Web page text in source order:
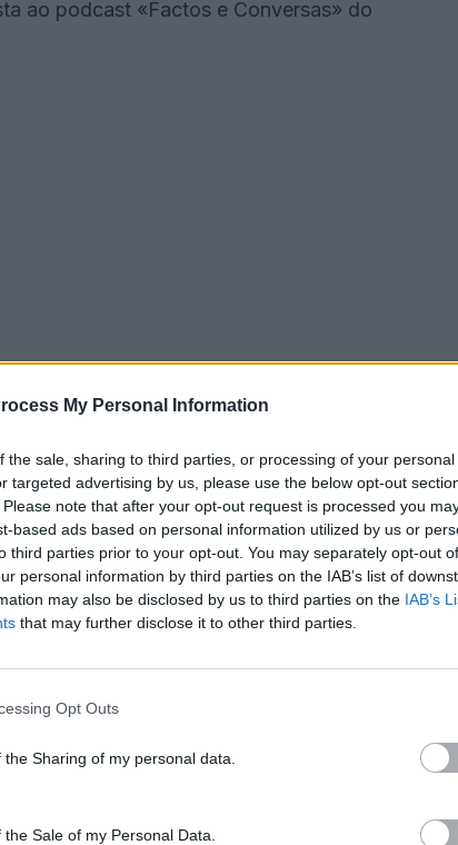
My Personal Information
the sale, sharing to third parties, or processing of your personal
targeted advertising by us, please use the below opt-out
note that after your opt-out request is processed you
based ads based on personal information utilized by us or
third parties prior to your opt-out. You may separately opt-out
personal information by third parties on the IAB’s list of
may also be disclosed by us to third parties on the IAB’s
that may further disclose it to other third parties.
Opt Outs
Sharing of my personal data.
Sale of my Personal Data.
ao podcast «Factos e Conversas» do
o jogador destacou o papel da
mesmo tempo que apontou limitações
no futebol. A entrada na
motivada pela necessidade de
explicou, acrescentando que a
nacionais e presença em provas
do circuito português .